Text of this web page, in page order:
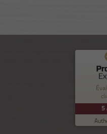
5
Commentaires et
EXCELLENT
5.00
/